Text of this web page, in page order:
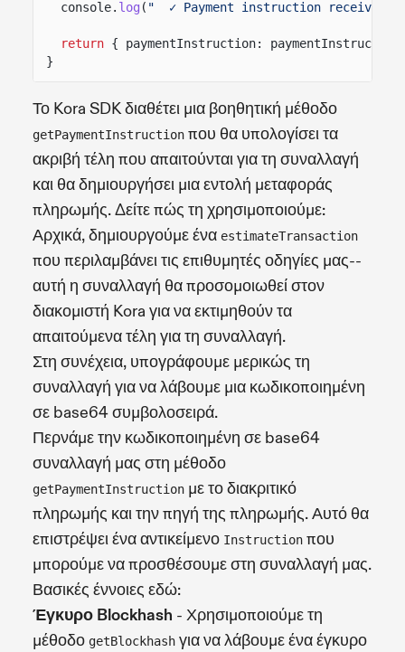
console. log ( "  ✓ Payment instruction received
return { paymentInstruction:
}
Το Kora SDK διαθέτει μια βοηθητική μέθοδο
getPaymentInstruction που θα υπολογίσει τα
ακριβή τέλη που απαιτούνται για τη συναλλαγή
και θα δημιουργήσει μια εντολή μεταφοράς
πληρωμής. Δείτε πώς τη χρησιμοποιούμε:
Αρχικά, δημιουργούμε ένα estimateTransaction
που περιλαμβάνει τις επιθυμητές οδηγίες μας--
αυτή η συναλλαγή θα προσομοιωθεί στον
διακομιστή Kora για να εκτιμηθούν τα
απαιτούμενα τέλη για τη συναλλαγή.
Στη συνέχεια, υπογράφουμε μερικώς τη
συναλλαγή για να λάβουμε μια κωδικοποιημένη
σε base64 συμβολοσειρά.
Περνάμε την κωδικοποιημένη σε base64
συναλλαγή μας στη μέθοδο
getPaymentInstruction με το διακριτικό
πληρωμής και την πηγή της πληρωμής. Αυτό θα
επιστρέψει ένα αντικείμενο Instruction που
μπορούμε να προσθέσουμε στη συναλλαγή μας.
Βασικές έννοιες εδώ:
Έγκυρο Blockhash - Χρησιμοποιούμε τη
μέθοδο getBlockhash για να λάβουμε ένα έγκυρο